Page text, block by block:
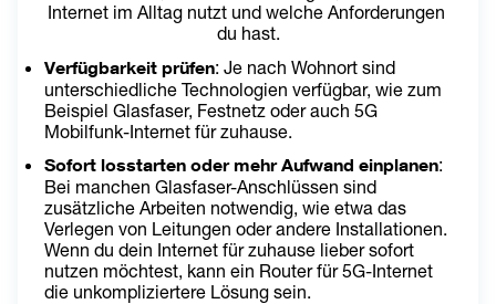
Gebäude (FTTB) oder direkt bis in die Wohnung (FTTH) geführt
wird. Die letzte Verbindung zum Endgerät kann dabei auch
„Festnetz-Technologie“ umfasst Anschlüsse auf Basis von DSL-
Technologien, bei denen die Datenübertragung überwiegend
über Kupferleitungen erfolgt. Die konkrete Anschlussart hängt
von der technischen Verfügbarkeit am jeweiligen Standort ab.
Unlimited Mix: 10% Rabatt auf die monatlichen Grundentgelte
ab zwei Tarifen aus aktuellem Portfolio, die über eine
gemeinsame Rechnung abgerechnet werden. Ausgenommen:
up- und Wertkarten-Tarife. Nicht mit anderen Aktionen
kombinierbar.
Internet im Alltag nutzt und welche Anforderungen
du hast.
Verfügbarkeit prüfen: Je nach Wohnort sind
unterschiedliche Technologien verfügbar, wie zum
Beispiel Glasfaser, Festnetz oder auch 5G
Mobilfunk-Internet für zuhause.
Sofort losstarten oder mehr Aufwand einplanen:
Bei manchen Glasfaser-Anschlüssen sind
zusätzliche Arbeiten notwendig, wie etwa das
Verlegen von Leitungen oder andere Installationen.
Wenn du dein Internet für zuhause lieber sofort
nutzen möchtest, kann ein Router für 5G-Internet
die unkompliziertere Lösung sein.